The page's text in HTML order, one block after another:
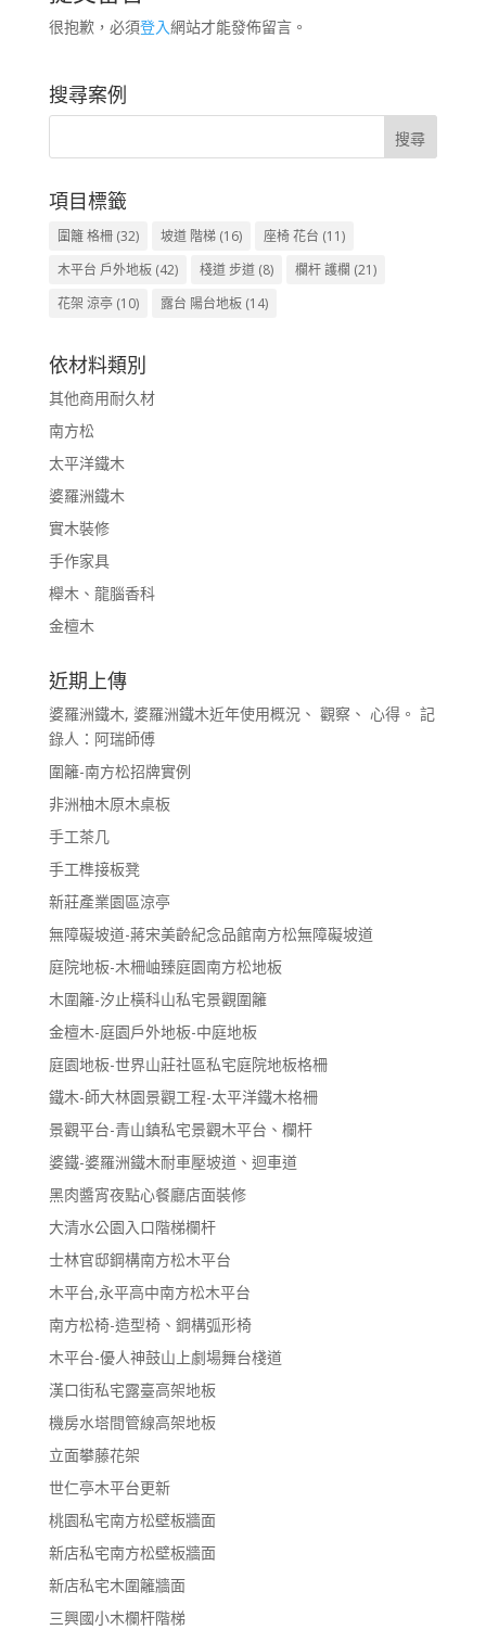
很抱歉，必須登入網站才能發佈留言。
搜尋案例
項目標籤
圍籬 格柵(32) 坡道 階梯(16) 座椅 花台 (11)
木平台 戶外地板(42) 棧道 步道(8) 欄杆 護欄 (21)
花架 涼亭(10) 露台 陽台地板(14)
依材料類別
其他商用耐久材
南方松
太平洋鐵木
婆羅洲鐵木
實木裝修
手作家具
櫸木、龍腦香科
金檀木
近期上傳
婆羅洲鐵木, 婆羅洲鐵木近年使用概況、 觀察、 心得。 記
錄人：阿瑞師傅
圍籬-南方松招牌實例
非洲柚木原木桌板
手工茶几
手工榫接板凳
新莊產業園區涼亭
無障礙坡道-蔣宋美齡紀念品館南方松無障礙坡道
庭院地板-木柵岫臻庭園南方松地板
木圍籬-汐止橫科山私宅景觀圍籬
金檀木-庭園戶外地板-中庭地板
庭園地板-世界山莊社區私宅庭院地板格柵
鐵木-師大林園景觀工程-太平洋鐵木格柵
景觀平台-青山鎮私宅景觀木平台、欄杆
婆鐵-婆羅洲鐵木耐車壓坡道、迴車道
黑肉醬宵夜點心餐廳店面裝修
大清水公園入口階梯欄杆
士林官邸鋼構南方松木平台
木平台,永平高中南方松木平台
南方松椅-造型椅、鋼構弧形椅
木平台-優人神鼓山上劇場舞台棧道
漢口街私宅露臺高架地板
機房水塔間管線高架地板
立面攀藤花架
世仁亭木平台更新
桃園私宅南方松壁板牆面
新店私宅南方松壁板牆面
新店私宅木圍籬牆面
三興國小木欄杆階梯